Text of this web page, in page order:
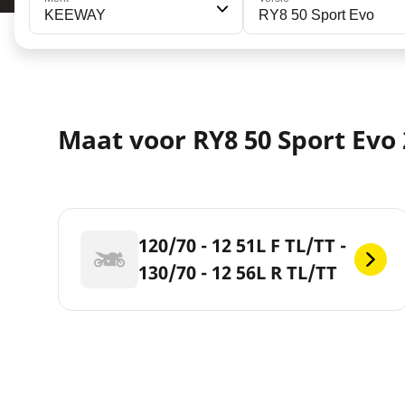
KEEWAY RY8 50 Sport Evo
Maat voor RY8 50 Sport Evo
120/70 - 12 51L F TL/TT -
130/70 - 12 56L R TL/TT